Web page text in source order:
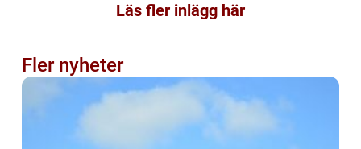
Läs fler inlägg här
Fler nyheter